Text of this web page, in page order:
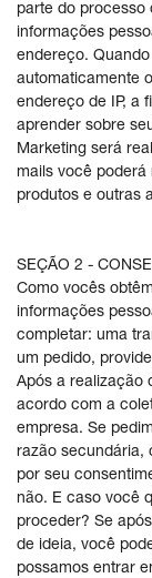
parte do processo
informações
endereço.
automaticamente
endereço de IP, a
aprender sobre
Marketing será
mails você poderá
produtos e outras
SEÇÃO 2 -
Como vocês
informações
completar: uma
um pedido,
Após a realização
acordo com a
empresa. Se
razão secundária,
por seu
não. E caso você
proceder? Se
de ideia, você
possamos entrar